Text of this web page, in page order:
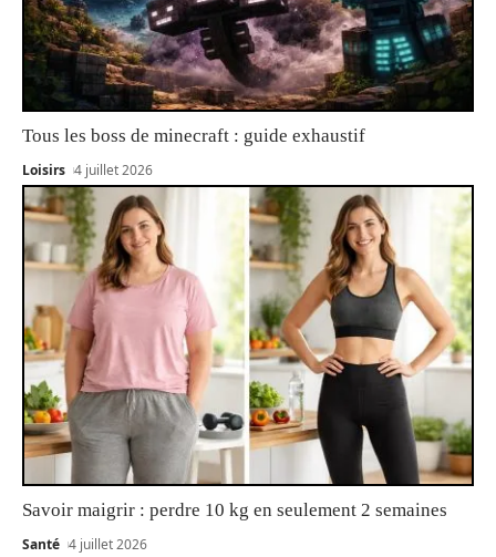
Tous les boss de minecraft : guide exhaustif
Loisirs 4 juillet 2026
Savoir maigrir : perdre 10 kg en seulement 2 semaines
Santé 4 juillet 2026